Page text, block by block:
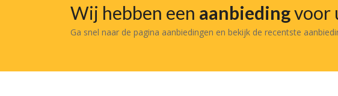
Wij hebben een aanbiedingvoor
Ga snel naar de pagina aanbiedingen en bekijk de recentste